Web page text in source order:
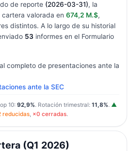
de reporte (2026-03-31), la
valorada en 674,2 M.$,
distintos. A lo largo de su historial
53 informes en el Formulario
completo de presentaciones ante la
ante la SEC
10: 92,9%. Rotación trimestral: 11,8%. ▲
reducidas, ×0 cerradas.
(Q1 2026)